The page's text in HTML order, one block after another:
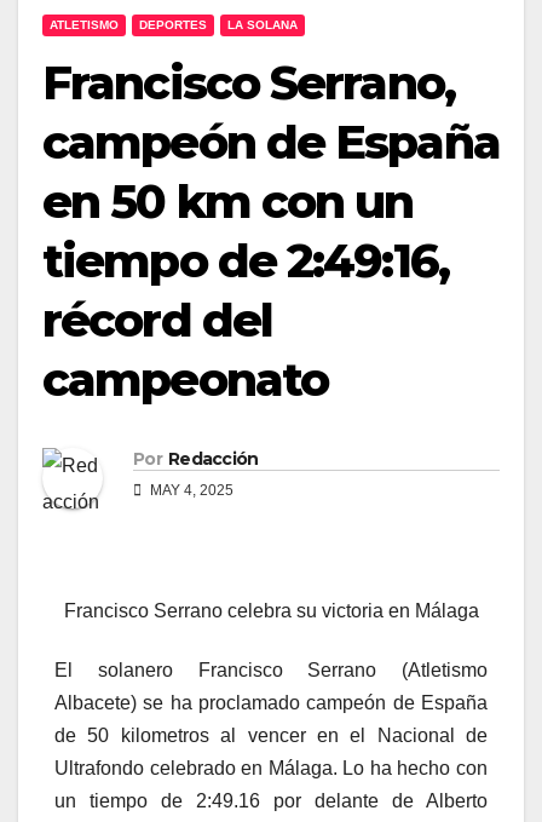
ATLETISMO DEPORTES LA SOLANA
Francisco Serrano,
campeón de España
en 50 km con un
tiempo de 2:49:16,
récord del
campeonato
Por Redacción
MAY 4, 2025
Francisco Serrano celebra su victoria en Málaga
El solanero Francisco Serrano (Atletismo
Albacete) se ha proclamado campeón de España
de 50 kilometros al vencer en el Nacional de
Ultrafondo celebrado en Málaga. Lo ha hecho con
un tiempo de 2:49.16 por delante de Alberto